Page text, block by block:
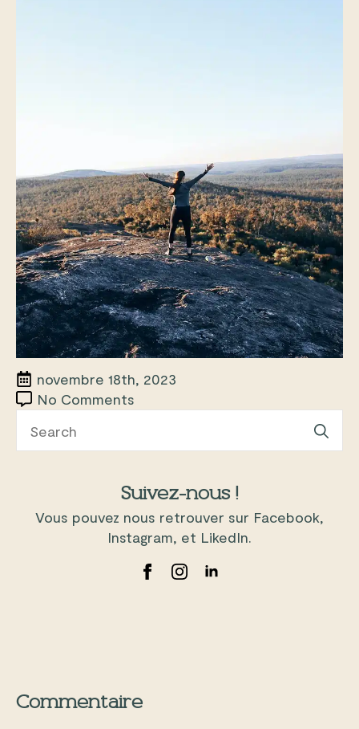
novembre 18th, 2023
No Comments
Suivez-nous !
Vous pouvez nous retrouver sur Facebook,
Instagram, et LikedIn.
Commentaire